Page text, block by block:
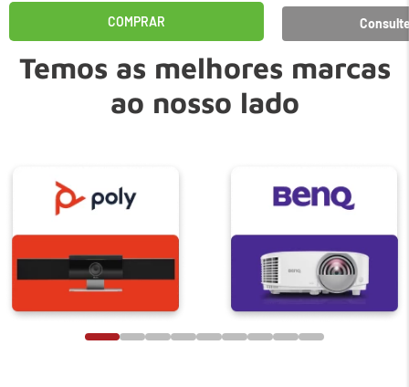
COMPRAR
Temos as melhores marcas
ao nosso lado